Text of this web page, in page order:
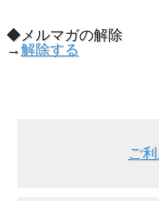
◆メルマガの解除
→解除する
ご